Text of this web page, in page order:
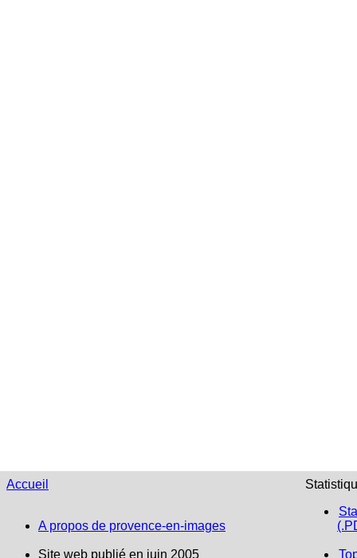
Accueil
A propos de provence-en-images
Site web publié en juin 2005